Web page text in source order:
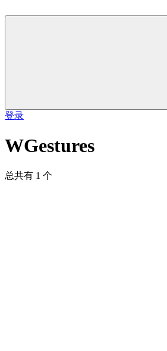
登录
WGestures
总共有 1 个